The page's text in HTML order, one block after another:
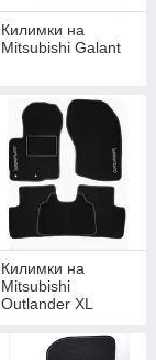
Килимки на
Mitsubishi Galant
Килимки на
Mitsubishi
Outlander XL